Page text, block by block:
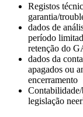
Registos
garantia/
dados de
período
retenção do
dados da
apagados ou
encerramento
legislação